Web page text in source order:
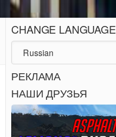
CHANGE LANGUAGE
РЕКЛАМА
НАШИ ДРУЗЬЯ